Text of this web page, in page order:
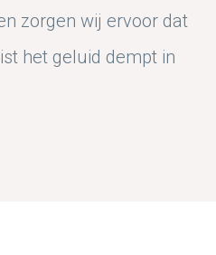
zorgen wij ervoor dat
het geluid dempt in